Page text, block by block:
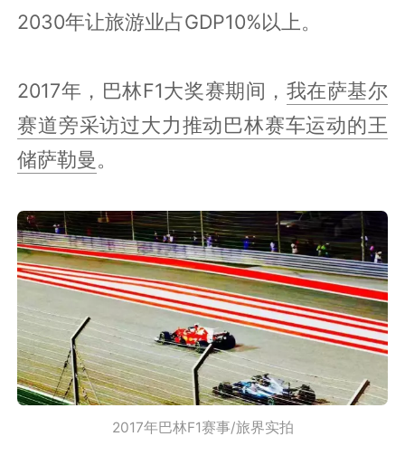
2030年让旅游业占GDP10%以上。
2017年，巴林F1大奖赛期间， 我在萨基尔
赛道旁采访过大力推动巴林赛车运动的王
储萨勒曼。
2017年巴林F1赛事/旅界实拍